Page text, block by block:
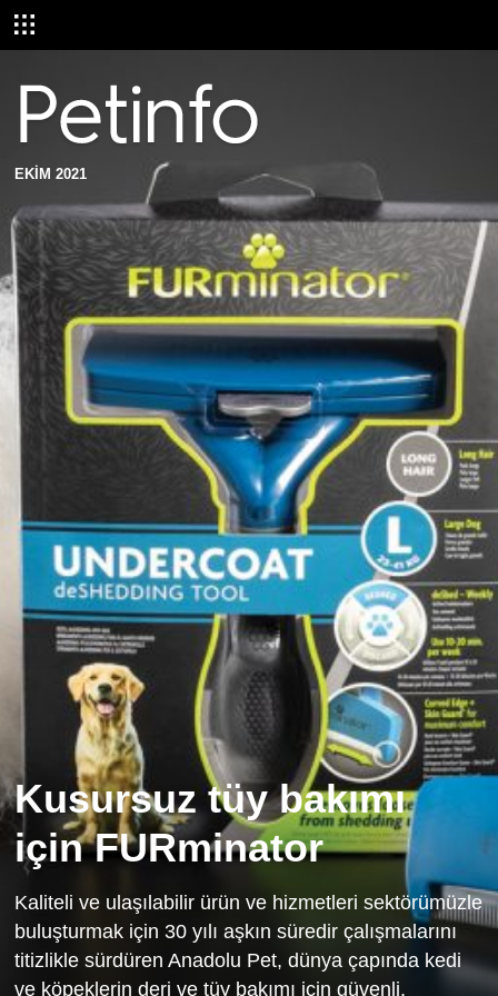
EKİM 2021
Kusursuz tüy bakımı
için FURminator
Kaliteli ve ulaşılabilir ürün ve hizmetleri sektörümüzle
buluşturmak için 30 yılı aşkın süredir çalışmalarını
titizlikle sürdüren Anadolu Pet, dünya çapında kedi
ve köpeklerin deri ve tüy bakımı için güvenli,